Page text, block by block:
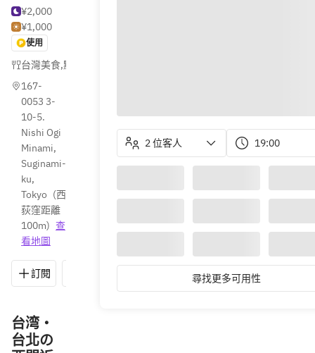
¥2,000
¥1,000
使用
台灣美食,點心
167-
0053 3-
10-5.
Nishi Ogi
Minami,
Suginami-
ku,
Tokyo (西
荻窪距離
100m) 查
看地圖
訂閱 路線 03-5941-6480
台湾・
台北の
2 位客人 19:00
尋找更多可用性